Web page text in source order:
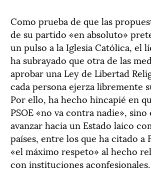
Como prueba de que las
de su partido «en absoluto»
un pulso a la Iglesia Católica, el
ha subrayado que otra de las
aprobar una Ley de Libertad
cada persona ejerza libremente
Por ello, ha hecho hincapié en
PSOE «no va contra nadie»,
avanzar hacia un Estado laico
países, entre los que ha citado a
«el máximo respeto» al hecho
con instituciones aconfesionales.